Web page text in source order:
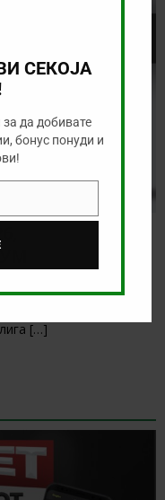
а ние ќе го
[…]
СЕКОЈА
за да добивате
бонус понуди и